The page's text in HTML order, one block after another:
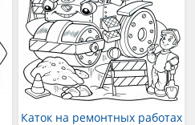
Каток на ремонтных работах